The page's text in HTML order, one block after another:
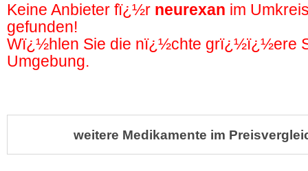
Keine Anbieter fï¿½r neurexan im
gefunden!
Wï¿½hlen Sie die nï¿½chte grï¿½ï¿½ere
Umgebung.
weitere Medikamente im